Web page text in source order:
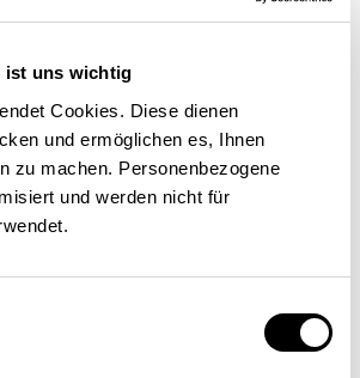
ist uns wichtig
Cookies. Diese dienen
und ermöglichen es, Ihnen
zu machen. Personenbezogene
und werden nicht für
des paris